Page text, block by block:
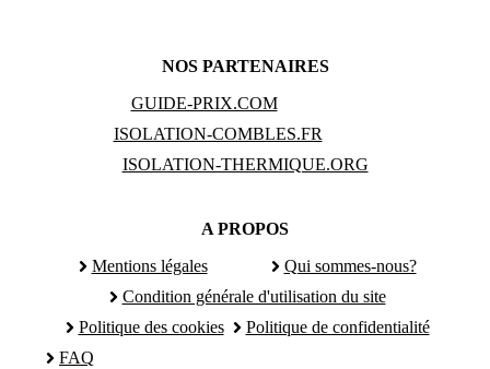
NOS PARTENAIRES
GUIDE-PRIX.COM
ISOLATION-COMBLES.FR
ISOLATION-THERMIQUE.ORG
A PROPOS
Mentions légales
Qui sommes-nous?
Condition générale d'utilisation du site
Politique des cookies
Politique de confidentialité
FAQ